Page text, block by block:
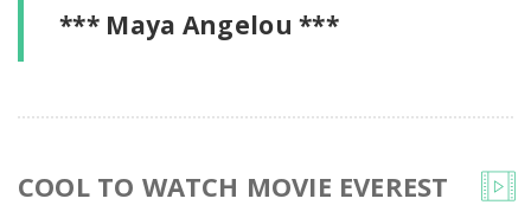
*** Maya Angelou ***
COOL TO WATCH MOVIE EVEREST